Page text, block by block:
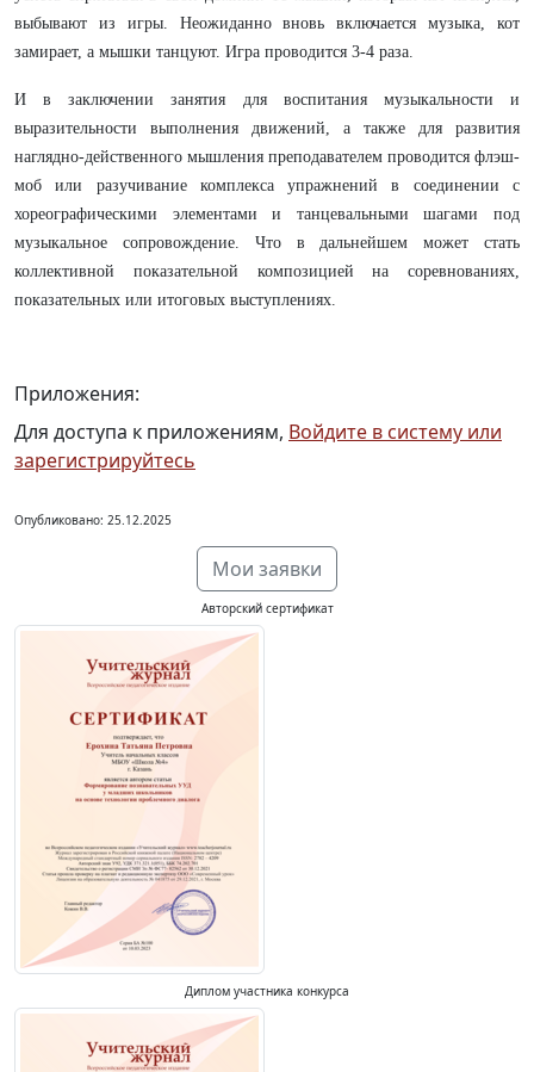
выбывают из игры. Неожиданно вновь включается музыка, кот
замирает, а мышки танцуют. Игра проводится 3-4 раза.
И в заключении занятия для воспитания музыкальности и
выразительности выполнения движений, а также для развития
наглядно-действенного мышления преподавателем проводится флэш-
моб или разучивание комплекса упражнений в соединении с
хореографическими элементами и танцевальными шагами под
музыкальное сопровождение. Что в дальнейшем может стать
коллективной показательной композицией на соревнованиях,
показательных или итоговых выступлениях.
Приложения:
Для доступа к приложениям, Войдите в систему или
зарегистрируйтесь
Опубликовано: 25.12.2025
Мои заявки
Авторский сертификат
Диплом участника конкурса